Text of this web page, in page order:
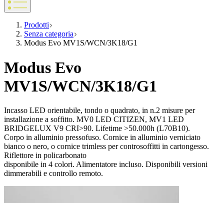
Prodotti
Senza categoria
Modus Evo MV1S/WCN/3K18/G1
Modus Evo
MV1S/WCN/3K18/G1
Incasso LED orientabile, tondo o quadrato, in n.2 misure per
installazione a soffitto. MV0 LED CITIZEN, MV1 LED
BRIDGELUX V9 CRI>90. Lifetime >50.000h (L70B10).
Corpo in alluminio pressofuso. Cornice in alluminio verniciato
bianco o nero, o cornice trimless per controsoffitti in cartongesso.
Riflettore in policarbonato
disponibile in 4 colori. Alimentatore incluso. Disponibili versioni
dimmerabili e controllo remoto.